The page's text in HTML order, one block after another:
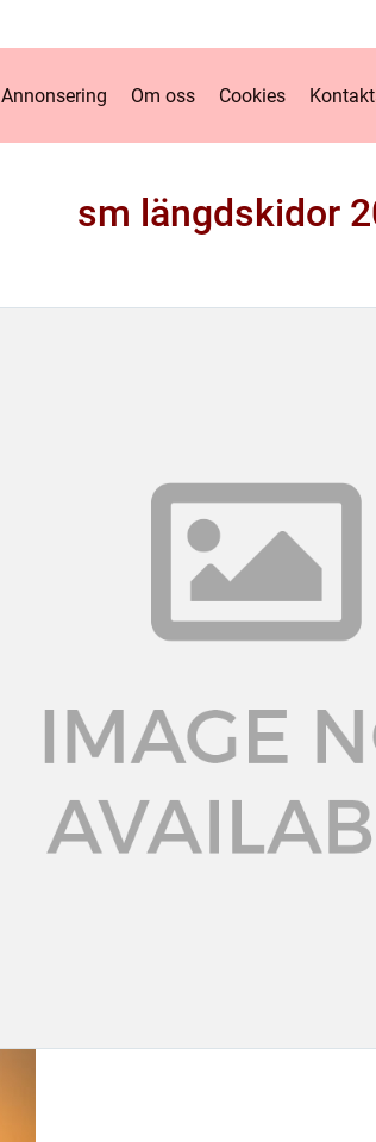
Annonsering Om oss Cookies
sm längdskidor